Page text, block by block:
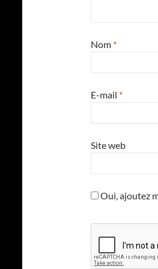
Nom *
E-mail *
Site web
Oui, ajoutez